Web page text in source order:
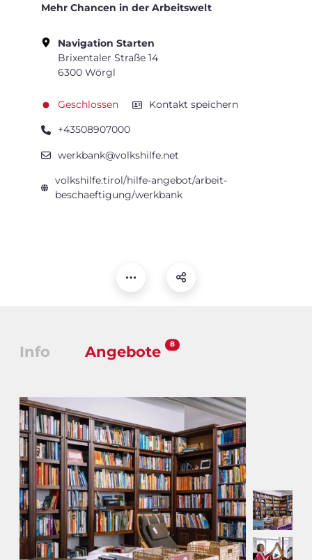
Mehr Chancen in der Arbeitswelt
Navigation Starten
Brixentaler Straße 14
6300 Wörgl
Geschlossen Kontakt speichern
+43508907000
werkbank@volkshilfe.net
volkshilfe.tirol/hilfe-angebot/arbeit-
beschaeftigung/werkbank
Info Angebote 8